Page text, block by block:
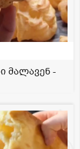
მალავენ -